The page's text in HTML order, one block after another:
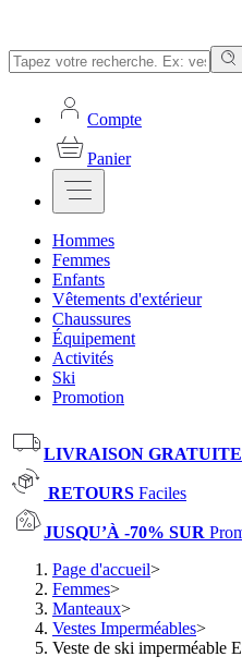
Compte
Panier
Hommes
Femmes
Enfants
Vêtements d'extérieur
Chaussures
Équipement
Activités
Ski
Promotion
LIVRAISON GRATUITE
RETOURS Faciles
JUSQU’À -70% SUR
Page d'accueil>
Femmes>
Manteaux>
Vestes Imperméables>
Veste de ski imperméable